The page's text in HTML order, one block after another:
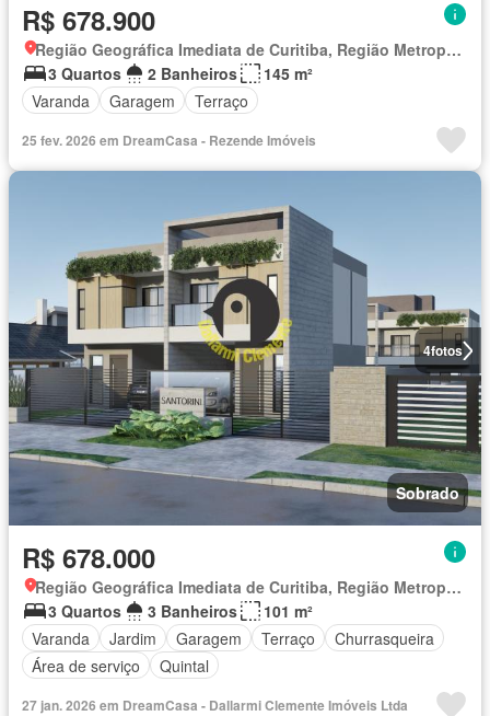
R$ 678.900
Região Geográfica Imediata de Curitiba, Região Metropolitana de Curitiba
3 Quartos
2 Banheiros
145 m²
Varanda
Garagem Terraço
25 fev. 2026 em DreamCasa - Rezende Imóveis
4fotos
Sobrado
R$ 678.000
Região Geográfica Imediata de Curitiba, Região Metropolitana de Curitiba
3 Quartos
3 Banheiros
101 m²
Varanda
Jardim Garagem Terraço
Churrasqueira
Área de serviço
Quintal
27 jan. 2026 em DreamCasa - Dallarmi Clemente Imóveis Ltda